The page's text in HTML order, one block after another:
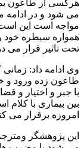
هرکسی از طاعون
می شود و در ادامه
مواجه است این
همواره سیطره خود
تحت تاثیر قرار می
وی ادامه داد:
طاعون زده ورود و
با جبر و اختیار و
بین بیماری با
امروزه برقرار می
این پژوهشگر